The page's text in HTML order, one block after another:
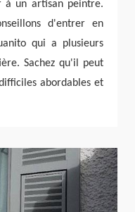
à un artisan peintre.
d'entrer en
qui a plusieurs
Sachez qu'il peut
abordables et